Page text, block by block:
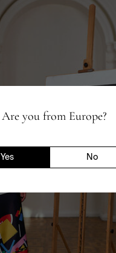
Are you from Europe?
Yes No